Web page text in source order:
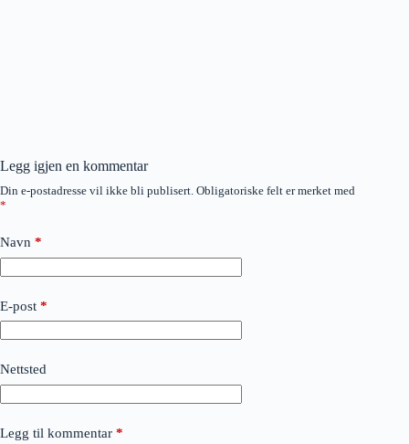
Legg igjen en kommentar
Din e-postadresse vil ikke bli publisert. Obligatoriske felt er merket med
*
Navn *
E-post *
Nettsted
Legg til kommentar *